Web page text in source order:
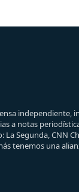
independiente,
a notas
Segunda, CNN
tenemos una